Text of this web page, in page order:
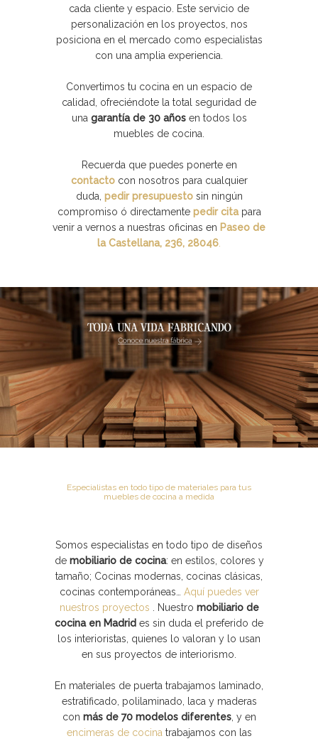
cada cliente y espacio. Este servicio de
personalización en los proyectos, nos
posiciona en el mercado como especialistas
con una amplia experiencia.
Convertimos tu cocina en un espacio de
calidad, ofreciéndote la total seguridad de
unagarantía de 30 añosen todos los
muebles de cocina.
Recuerda que puedes ponerte en
contacto con nosotros para cualquier
duda, pedir presupuestosin ningún
compromiso ó directamente pedir citapara
venir a vernos a nuestras oficinas en Paseo de
la Castellana, 236, 28046.
Especialistas en todo tipo de materiales para tus
muebles de cocina a medida
Somos especialistas en todo tipo de diseños
de mobiliario de cocina: en estilos, colores y
tamaño; Cocinas modernas, cocinas clásicas,
cocinas contemporáneas… Aquí puedes ver
nuestros proyectos . Nuestro mobiliario de
cocina en Madrid es sin duda el preferido de
los interioristas, quienes lo valoran y lo usan
en sus proyectos de interiorismo.
En materiales de puerta trabajamos laminado,
estratificado, polilaminado, laca y maderas
con más de 70 modelos diferentes, y en
encimeras de cocina trabajamos con las